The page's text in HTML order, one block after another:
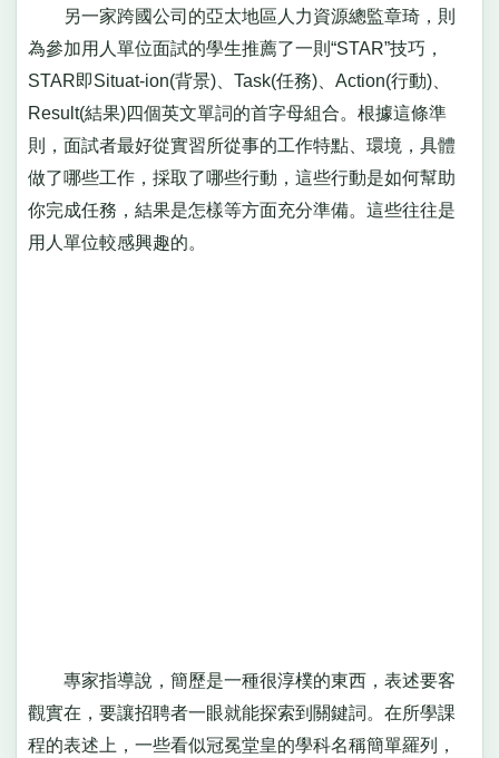
另一家跨國公司的亞太地區人力資源總監章琦，則
為參加用人單位面試的學生推薦了一則“STAR”技巧，
STAR即Situat-ion(背景)、Task(任務)、Action(行動)、
Result(結果)四個英文單詞的首字母組合。根據這條準
則，面試者最好從實習所從事的工作特點、環境，具體
做了哪些工作，採取了哪些行動，這些行動是如何幫助
你完成任務，結果是怎樣等方面充分準備。這些往往是
用人單位較感興趣的。
專家指導說，簡歷是一種很淳樸的東西，表述要客
觀實在，要讓招聘者一眼就能探索到關鍵詞。在所學課
程的表述上，一些看似冠冕堂皇的學科名稱簡單羅列，